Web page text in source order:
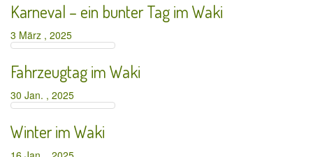
Karneval – ein bunter Tag im Waki
3 März , 2025
Fahrzeugtag im Waki
30 Jan. , 2025
Winter im Waki